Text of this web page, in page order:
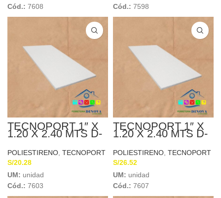
Cód.: 7608
Cód.: 7598
TECNOPORT 1″ X
1.20 X 2.40 MTS D-
15
POLIESTIRENO TECNOPORT
S/20.28
UM: unidad
Cód.: 7603
TECNOPORT 1″ X
1.20 X 2.40 MTS D-
20
POLIESTIRENO TECNOPORT
S/26.52
UM: unidad
Cód.: 7607